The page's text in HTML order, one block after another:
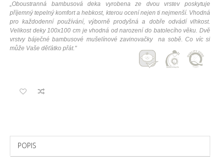
„Oboustranná bambusová deka vyrobena ze dvou vrstev poskytuje
příjemný tepelný komfort a hebkost, kterou ocení nejen ti nejmenší. Vhodná
pro každodenní používání, výborně prodyšná a dobře odvádí vlhkost.
Velikost deky 100x100 cm je vhodná od narození do batolecího věku. Dvě
vrstvy báječné bambusové mušelínové zavinovačky na sobě. Co víc si
může Vaše děťátko přát."
POPIS